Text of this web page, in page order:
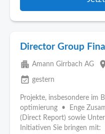
Director Group
apartment Amann Girrbach AG
event_available gestern
Projekte, insbesondere im
optimierung • Enge
(Direct Report) sowie
Initiativen Sie bringen